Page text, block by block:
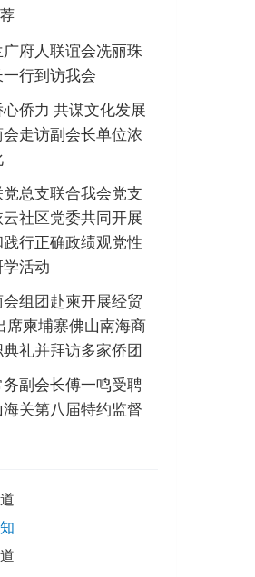
府人联谊会冼丽珠
行到访我会
侨力 共谋文化发展
走访副会长单位浓
总支联合我会党支
社区党委共同开展
行正确政绩观党性
活动
组团赴柬开展经贸
席柬埔寨佛山南海商
礼并拜访多家侨团
副会长傅一鸣受聘
关第八届特约监督